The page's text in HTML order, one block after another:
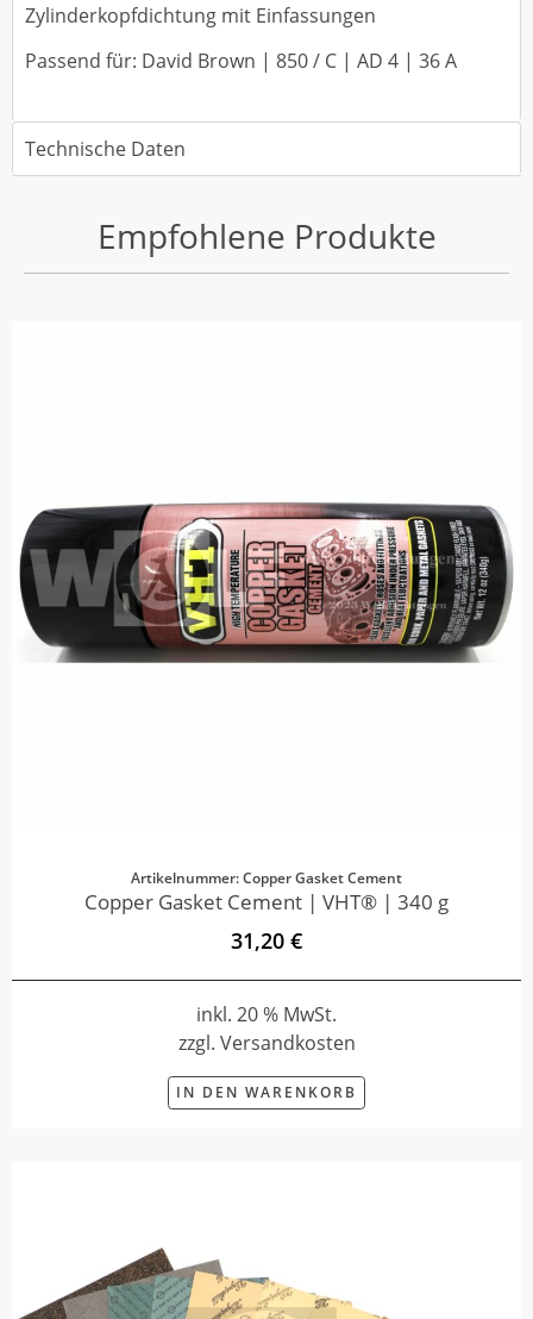
Zylinderkopfdichtung mit Einfassungen
Passend für: David Brown | 850 / C | AD 4 | 36 A
Technische Daten
Empfohlene Produkte
Artikelnummer: Copper Gasket Cement
Copper Gasket Cement | VHT® | 340 g
31,20 €
inkl. 20 % MwSt.
zzgl. Versandkosten
IN DEN WARENKORB